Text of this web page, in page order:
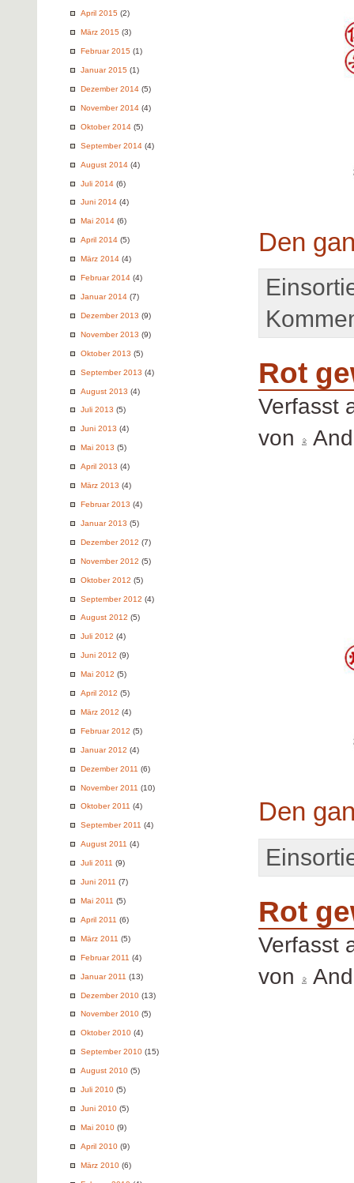
April 2015 (2)
März 2015 (3)
Februar 2015 (1)
Januar 2015 (1)
Dezember 2014 (5)
November 2014 (4)
Oktober 2014 (5)
September 2014 (4)
August 2014 (4)
Juli 2014 (6)
Juni 2014 (4)
Mai 2014 (6)
April 2014 (5)
März 2014 (4)
Februar 2014 (4)
Januar 2014 (7)
Dezember 2013 (9)
November 2013 (9)
Oktober 2013 (5)
September 2013 (4)
August 2013 (4)
Juli 2013 (5)
Juni 2013 (4)
Mai 2013 (5)
April 2013 (4)
März 2013 (4)
Februar 2013 (4)
Januar 2013 (5)
Dezember 2012 (7)
November 2012 (5)
Oktober 2012 (5)
September 2012 (4)
August 2012 (5)
Juli 2012 (4)
Juni 2012 (9)
Mai 2012 (5)
April 2012 (5)
März 2012 (4)
Februar 2012 (5)
Januar 2012 (4)
Dezember 2011 (6)
November 2011 (10)
Oktober 2011 (4)
September 2011 (4)
August 2011 (4)
Juli 2011 (9)
Juni 2011 (7)
Mai 2011 (5)
April 2011 (6)
März 2011 (5)
Februar 2011 (4)
Januar 2011 (13)
Dezember 2010 (13)
November 2010 (5)
Oktober 2010 (4)
September 2010 (15)
August 2010 (5)
Juli 2010 (5)
Juni 2010 (5)
Mai 2010 (9)
April 2010 (9)
März 2010 (6)
Den
Rot
Verfasst
von
Den
Rot
Verfasst
von